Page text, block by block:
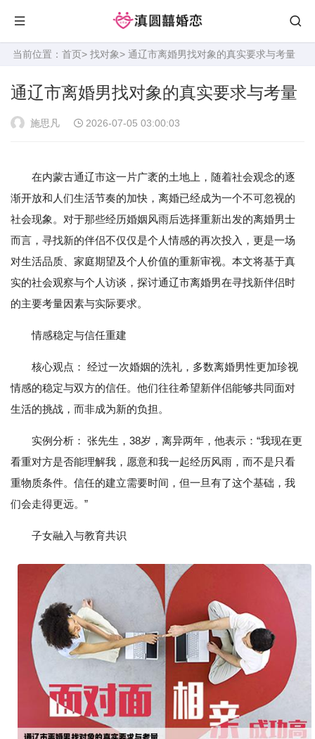
当前位置： 首页> 找对象> 通辽市离婚男找对象的真实要求与考量
通辽市离婚男找对象的真实要求与考量
施思凡 2026-07-05 03:00:03
在内蒙古通辽市这一片广袤的土地上，随着社会观念的逐
渐开放和人们生活节奏的加快，离婚已经成为一个不可忽视的
社会现象。对于那些经历婚姻风雨后选择重新出发的离婚男士
而言，寻找新的伴侣不仅仅是个人情感的再次投入，更是一场
对生活品质、家庭期望及个人价值的重新审视。本文将基于真
实的社会观察与个人访谈，探讨通辽市离婚男在寻找新伴侣时
的主要考量因素与实际要求。
情感稳定与信任重建
核心观点： 经过一次婚姻的洗礼，多数离婚男性更加珍视
情感的稳定与双方的信任。他们往往希望新伴侣能够共同面对
生活的挑战，而非成为新的负担。
实例分析： 张先生，38岁，离异两年，他表示：“我现在更
看重对方是否能理解我，愿意和我一起经历风雨，而不是只看
重物质条件。信任的建立需要时间，但一旦有了这个基础，我
们会走得更远。”
子女融入与教育共识